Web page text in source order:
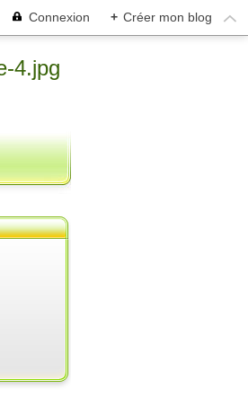
Connexion + Créer mon blog